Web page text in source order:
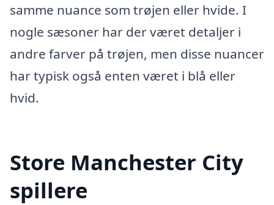
samme nuance som trøjen eller hvide. I
nogle sæsoner har der været detaljer i
andre farver på trøjen, men disse nuancer
har typisk også enten været i blå eller
hvid.
Store Manchester City
spillere